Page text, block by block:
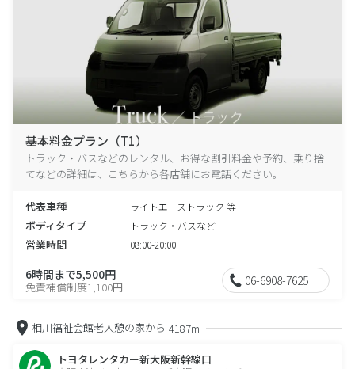
基本料金プラン（T1）
トラック・バスなどのレンタル、お得な割引料金や予約、乗り捨
てなどの詳細は、こちらから各店舗にお電話ください。
代表車種 ライトエーストラック 等
ボディタイプ トラック・バスなど
営業時間 08:00-20:00
6時間まで5,500円
免責補償制度1,100円 06-6908-7625
相川福祉会館老人憩の家から 4187m
トヨタレンタカー新大阪新幹線口